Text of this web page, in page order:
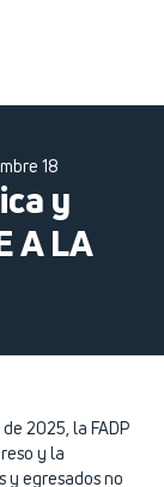
18
y
A LA
2025, la FADP
y la
y egresados no